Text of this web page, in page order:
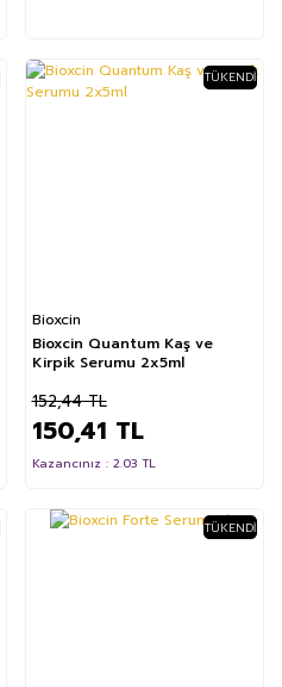
%1 TÜKENDI
Bioxcin
Bioxcin Quantum Kaş ve
Kirpik Serumu 2x5ml
150,41 TL
152,44 TL
Kazancınız : 2.03 TL
TÜKENDI